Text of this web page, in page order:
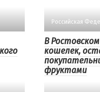
Российская
В
кошелек,
фруктами